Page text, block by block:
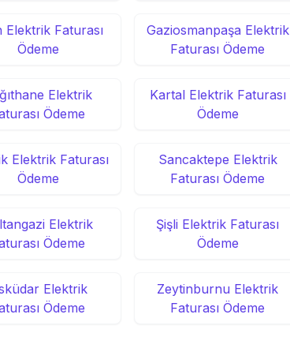
Elektrik Faturası
Ödeme
Gaziosmanpaşa Elektrik
Faturası Ödeme
Elektrik
Ödeme
Kartal Elektrik Faturası
Ödeme
Elektrik Faturası
Ödeme
Sancaktepe Elektrik
Faturası Ödeme
Elektrik
Ödeme
Şişli Elektrik Faturası
Ödeme
Elektrik
Ödeme
Zeytinburnu Elektrik
Faturası Ödeme